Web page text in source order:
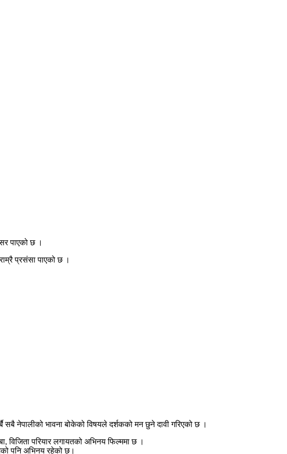
पाएको छ ।
प्रसंसा पाएको छ ।
सबै नेपालीको भावना बोकेको विषयले दर्शकको मन छुने दावी गरिएको छ ।
विजिता परियार लगायतको अभिनय फिल्ममा छ ।
पनि अभिनय रहेको छ।